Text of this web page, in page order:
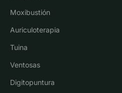
Moxibustión
Auriculoterapia
Tuina
Ventosas
Digitopuntura